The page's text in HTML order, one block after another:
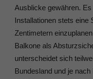
Ausblicke gewähren.
Installationen stets eine
Zentimetern
Balkone als
unterscheidet sich
Bundesland und je